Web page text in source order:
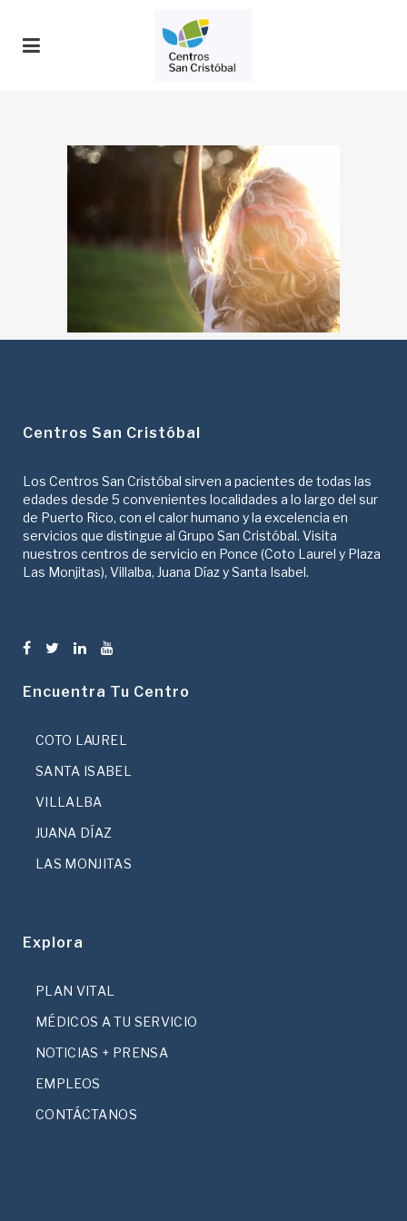
Centros San Cristóbal
Los Centros San Cristóbal sirven a pacientes de todas las
edades desde 5 convenientes localidades a lo largo del sur
de Puerto Rico, con el calor humano y la excelencia en
servicios que distingue al Grupo San Cristóbal. Visita
nuestros centros de servicio en Ponce (Coto Laurel y Plaza
Las Monjitas), Villalba, Juana Díaz y Santa Isabel.
Encuentra Tu Centro
COTO LAUREL
SANTA ISABEL
VILLALBA
JUANA DÍAZ
LAS MONJITAS
Explora
PLAN VITAL
MÉDICOS A TU SERVICIO
NOTICIAS + PRENSA
EMPLEOS
CONTÁCTANOS